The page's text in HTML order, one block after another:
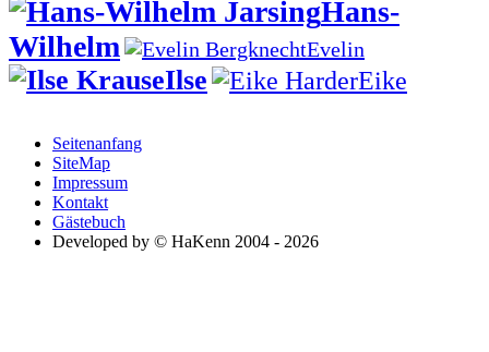
Hans-
Wilhelm
Evelin
Ilse Eike
Seitenanfang
SiteMap
Impressum
Kontakt
Gästebuch
Developed by © HaKenn 2004 - 2026